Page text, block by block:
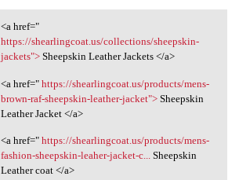
href=" https:/
<a href="
https://shearlingcoat.us/collections/sheepskin-
jackets">Sheepskin Leather Jackets </a>
<a href=" https://shearlingcoat.us/products/mens-
brown-raf-sheepskin-leather-jacket">Sheepskin
Leather Jacket </a>
<a href=" https://shearlingcoat.us/products/mens-
fashion-sheepskin-leaher-jacket-c...Sheepskin
Leather coat </a>